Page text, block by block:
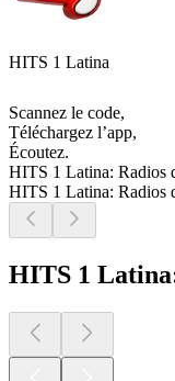
HITS 1 Latina
Scannez le code,
Téléchargez l’app,
Écoutez.
HITS 1 Latina: Radios
HITS 1 Latina: Radios
HITS 1